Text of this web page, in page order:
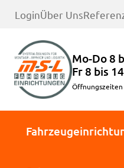
LoginÜber Uns
Mo-Do 8
Fr 8 bis
Öffnungszeiten